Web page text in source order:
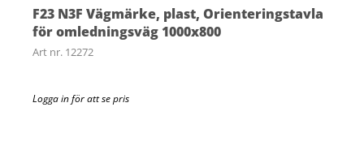
F23 N3F Vägmärke, plast, Orienteringstavla
för omledningsväg 1000x800
Art nr. 12272
Logga in för att se pris